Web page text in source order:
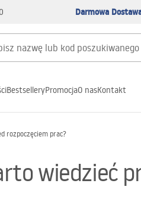
Darmowa
BestselleryPromocjaO nasKontakt
rozpoczęciem prac?
wiedzieć